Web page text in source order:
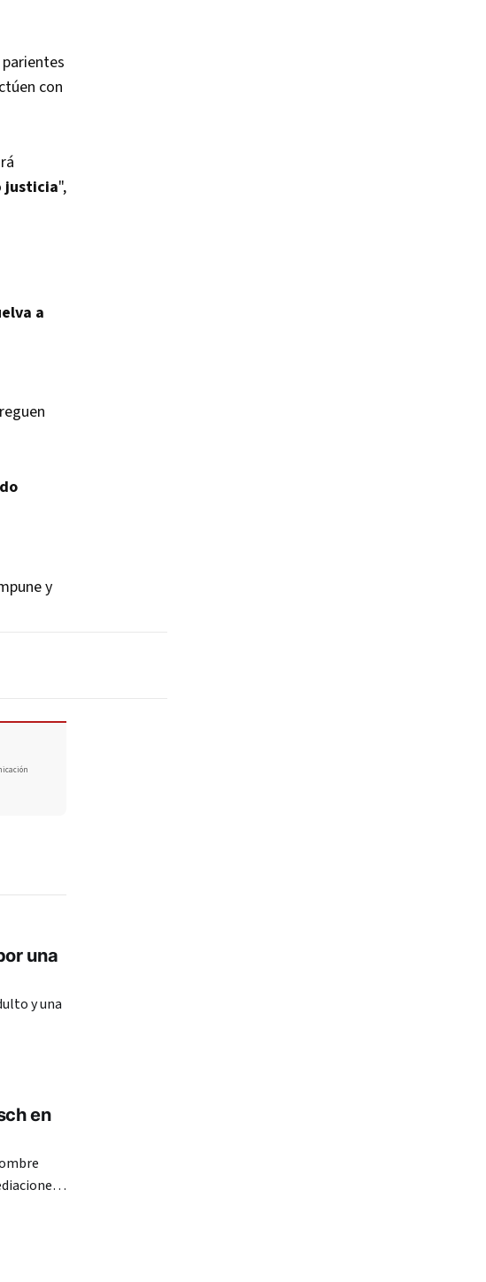
con
justicia",
a
y
una
y una
en
que